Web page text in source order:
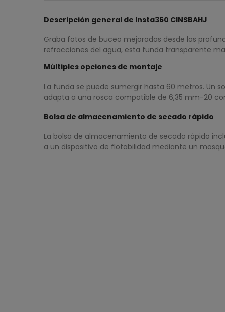
Descripción general de Insta360 CINSBAHJ
Graba fotos de buceo mejoradas desde las
refracciones del agua, esta funda transparente
Múltiples opciones de montaje
La funda se puede sumergir hasta 60 metros. Un
adapta a una rosca compatible de 6,35 mm-20
Bolsa de almacenamiento de secado rápido
La bolsa de almacenamiento de secado rápido
a un dispositivo de flotabilidad mediante un